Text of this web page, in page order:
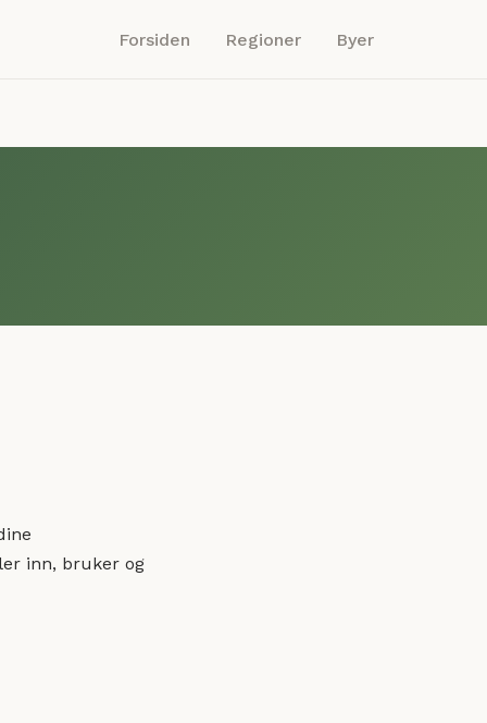
Forsiden Regioner Byer
inn, bruker og